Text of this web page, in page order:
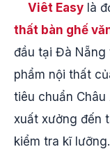
Viêt Easy là
thất bàn ghế
đầu tại Đà Nẵng
phẩm nội thất
tiêu chuẩn
xuất xưởng đến
kiểm tra kĩ